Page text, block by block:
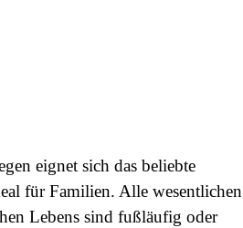
eignet sich das beliebte
für Familien. Alle wesentlichen
Lebens sind fußläufig oder